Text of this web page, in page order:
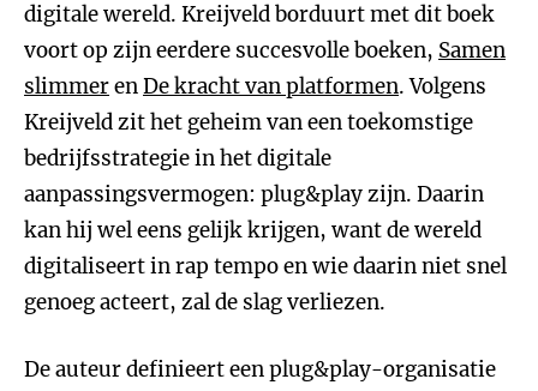
digitale wereld. Kreijveld borduurt met dit boek
voort op zijn eerdere succesvolle boeken, Samen
slimmerenDe kracht van platformen. Volgens
Kreijveld zit het geheim van een toekomstige
bedrijfsstrategie in het digitale
aanpassingsvermogen: plug&play zijn. Daarin
kan hij wel eens gelijk krijgen, want de wereld
digitaliseert in rap tempo en wie daarin niet snel
genoeg acteert, zal de slag verliezen.
De auteur definieert een plug&play-organisatie